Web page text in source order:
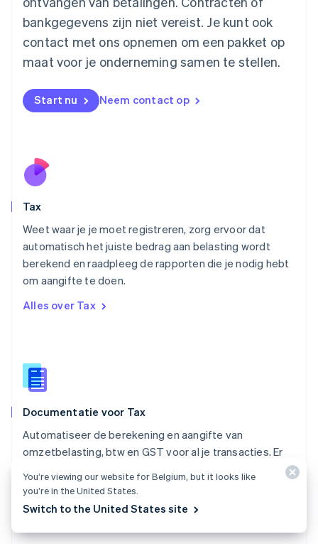
bankgegevens zijn niet vereist. Je kunt ook
contact met ons opnemen om een pakket op
maat voor je onderneming samen te stellen.
Start nu Neem contact op
Tax
Weet waar je je moet registreren, zorg ervoor dat
automatisch het juiste bedrag aan belasting wordt
berekend en raadpleeg de rapporten die je nodig hebt
om aangifte te doen.
Alles over Tax
Documentatie voor Tax
Automatiseer de berekening en aangifte van
omzetbelasting, btw en GST voor al je transacties. Er
beschikbaar.
Bekijk de documentatie
Maleisië
English简体中文
Malta
English
Mexico
Nederland
NederlandsEnglish
English
Oostenrijk
English
Portugal
English
Roemenië
English
Singapore
English 简体中文
English
Spanje
Thailand
ไทยEnglish
Tsjechië
Vasteland van China
简体中文English
Verenigd Koninkrijk
Verenigde Arabische Emiraten
You’re viewing our website for Belgium, but it looks like
you’re in the United States.
Switch to the United States site